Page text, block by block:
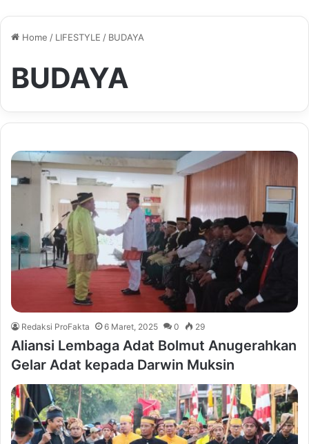
Home / LIFESTYLE / BUDAYA
BUDAYA
Redaksi ProFakta 6 Maret, 2025 0 29
Aliansi Lembaga Adat Bolmut Anugerahkan
Gelar Adat kepada Darwin Muksin